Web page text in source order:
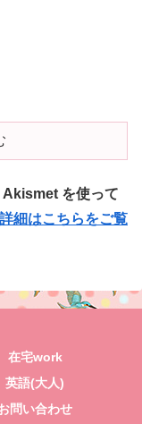
Akismet を使って
細はこちらをご覧
在宅work
英語(大人)
問い合わせ